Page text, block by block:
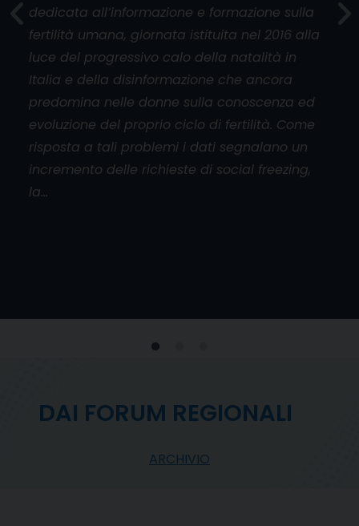
dedicata all’informazione e formazione sulla
fertilità umana, giornata istituita nel 2016 alla
luce del progressivo calo della natalità in
Italia e della disinformazione che ancora
predomina nelle donne sulla conoscenza ed
evoluzione del proprio ciclo di fertilità. Come
risposta a tali problemi i dati segnalano un
incremento delle richieste di social freezing,
la…
La
DAI FORUM REGIONALI
ARCHIVIO